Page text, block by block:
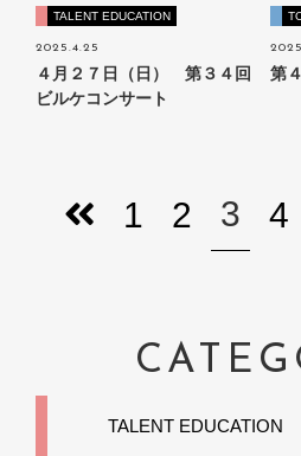
TALENT EDUCATION
2025.4.25
４月２７日（日） 第３４回
ビルケコンサート
第
1 2 3 4
TALENT EDUCATION